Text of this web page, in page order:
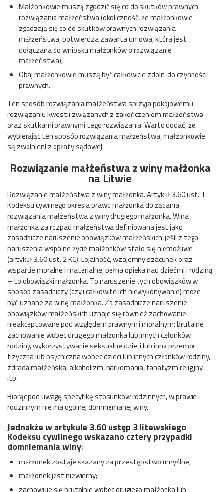
Małżonkowie muszą zgodzić się co do skutków prawnych
rozwiązania małżeństwa (okoliczność, że małżonkowie
zgadzają się co do skutków prawnych rozwiązania
małżeństwa, potwierdza zawarta umowa, która jest
dołączana do wniosku małżonków o rozwiązanie
małżeństwa);
Obaj małżonkowie muszą być całkowicie zdolni do czynności
prawnych.
Ten sposób rozwiązania małżeństwa sprzyja pokojowemu
rozwiązaniu kwestii związanych z zakończeniem małżeństwa
oraz skutkami prawnymi tego rozwiązania. Warto dodać, że
wybierając ten sposób rozwiązania małżeństwa, małżonkowie
są zwolnieni z opłaty sądowej.
Rozwiązanie małżeństwa z winy małżonka
na Litwie
Rozwiązanie małżeństwa z winy małżonka. Artykuł 3.60 ust. 1
Kodeksu cywilnego określa prawo małżonka do żądania
rozwiązania małżeństwa z winy drugiego małżonka. Wina
małżonka za rozpad małżeństwa definiowana jest jako
zasadnicze naruszenie obowiązków małżeńskich, jeśli z tego
naruszenia wspólne życie małżonków stało się niemożliwe
(artykuł 3.60 ust. 2 KC). Lojalność, wzajemny szacunek oraz
wsparcie moralne i materialne, pełna opieka nad dziećmi i rodziną
– to obowiązki małżonka. To naruszenie tych obowiązków w
sposób zasadniczy (czyli całkowite ich niewykonywanie) może
być uznane za winę małżonka. Za zasadnicze naruszenie
obowiązków małżeńskich uznaje się również zachowanie
nieakceptowane pod względem prawnym i moralnym: brutalne
zachowanie wobec drugiego małżonka lub innych członków
rodziny, wykorzystywanie seksualne dzieci lub inna przemoc
fizyczna lub psychiczna wobec dzieci lub innych członków rodziny,
zdrada małżeńska, alkoholizm, narkomania, fanatyzm religijny
itp.
Biorąc pod uwagę specyfikę stosunków rodzinnych, w prawie
rodzinnym nie ma ogólnej domniemanej winy.
Jednakże w artykule 3.60 ustęp 3 litewskiego
Kodeksu cywilnego wskazano cztery przypadki
domniemania winy:
małżonek zostaje skazany za przestępstwo umyślne;
małżonek jest niewierny;
zachowuje się brutalnie wobec drugiego małżonka lub